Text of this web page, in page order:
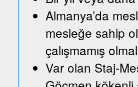
Almanya’da
mesleğe sahip
çalışmamış
Var olan Staj-